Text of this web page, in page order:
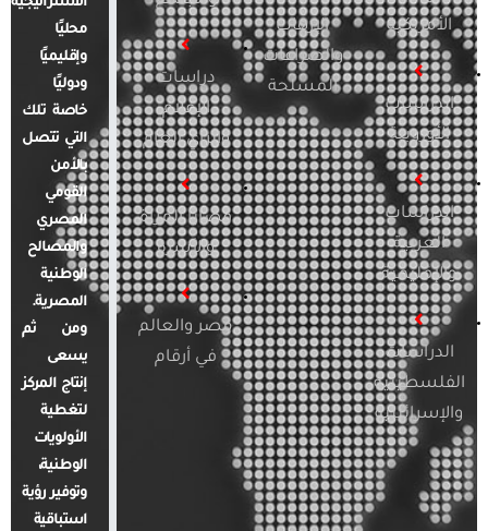
الأمريكية
الدراسات
الأوروبية
الدراسات
العربية
والإقليمية
الدراسات
الفلسطينية
والإسرائيلية
الإرهاب
والصراعات
المسلحة
دراسات
الإعلام
والرأي العام
قضايا المرأة
والأسرة
مصر والعالم
في أرقام
محليًا
وإقليميًا
ودوليًا
خاصة تلك
التي تتصل
بالأمن
القومي
المصري
والمصالح
الوطنية
المصرية.
ومن ثم
يسعى
إنتاج المركز
لتغطية
الأولويات
الوطنية،
وتوفير رؤية
استباقية